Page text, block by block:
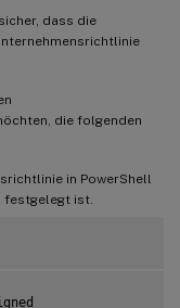
feature MSMQ
dass die
die folgenden
in PowerShell
festgelegt ist.